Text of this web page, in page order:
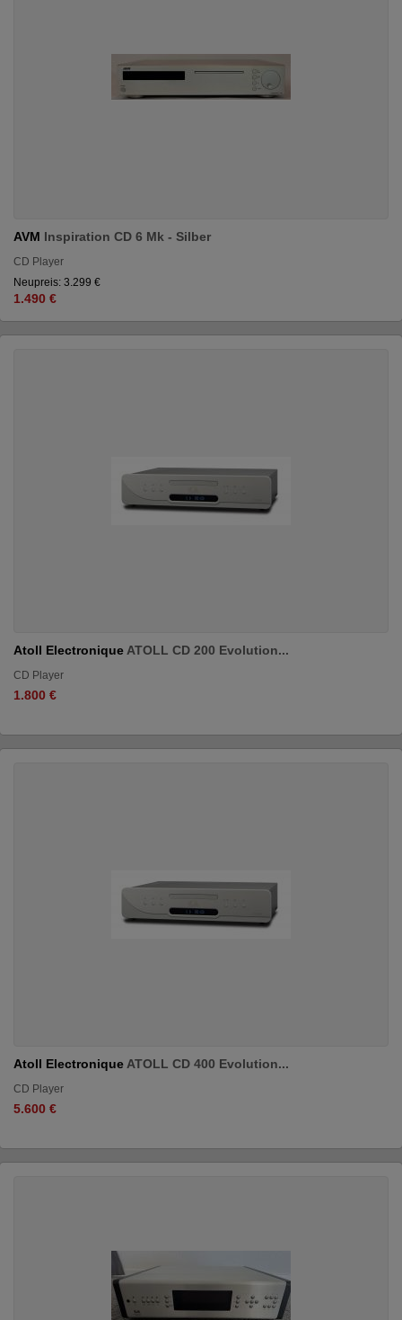
AVM Inspiration CD 6 Mk - Silber
CD Player
Neupreis: 3.299 €
1.490 €
Atoll Electronique ATOLL CD 200 Evolution...
CD Player
1.800 €
Atoll Electronique ATOLL CD 400 Evolution...
CD Player
5.600 €